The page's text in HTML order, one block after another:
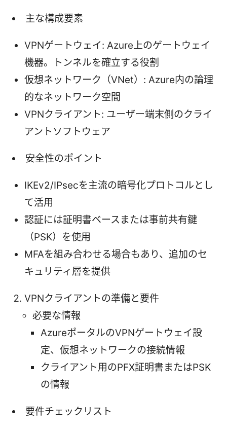
主な構成要素
VPNゲートウェイ: Azure上のゲートウェイ
機器。トンネルを確立する役割
仮想ネットワーク（VNet）: Azure内の論理
的なネットワーク空間
VPNクライアント: ユーザー端末側のクライ
アントソフトウェア
安全性のポイント
IKEv2/IPsecを主流の暗号化プロトコルとし
て活用
認証には証明書ベースまたは事前共有鍵
（PSK）を使用
MFAを組み合わせる場合もあり、追加のセ
キュリティ層を提供
VPNクライアントの準備と要件
必要な情報
AzureポータルのVPNゲートウェイ設
定、仮想ネットワークの接続情報
クライアント用のPFX証明書またはPSK
の情報
要件チェックリスト